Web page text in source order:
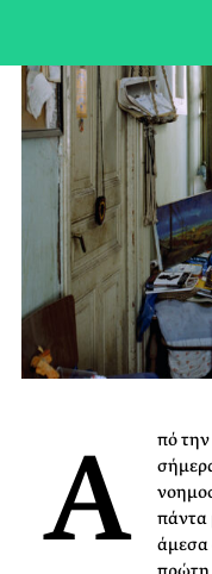
A
πό
πάντα
άμεσα